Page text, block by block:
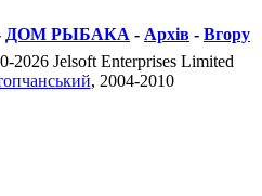
ДОМ РЫБАКА - Архів - Вгору
2026 Jelsoft Enterprises Limited
, 2004-2010